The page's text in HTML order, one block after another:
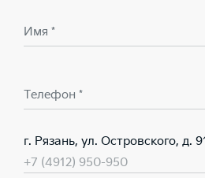
Имя *
Телефон *
г. Рязань, ул. Островского, д.
+7 (4912) 950-950